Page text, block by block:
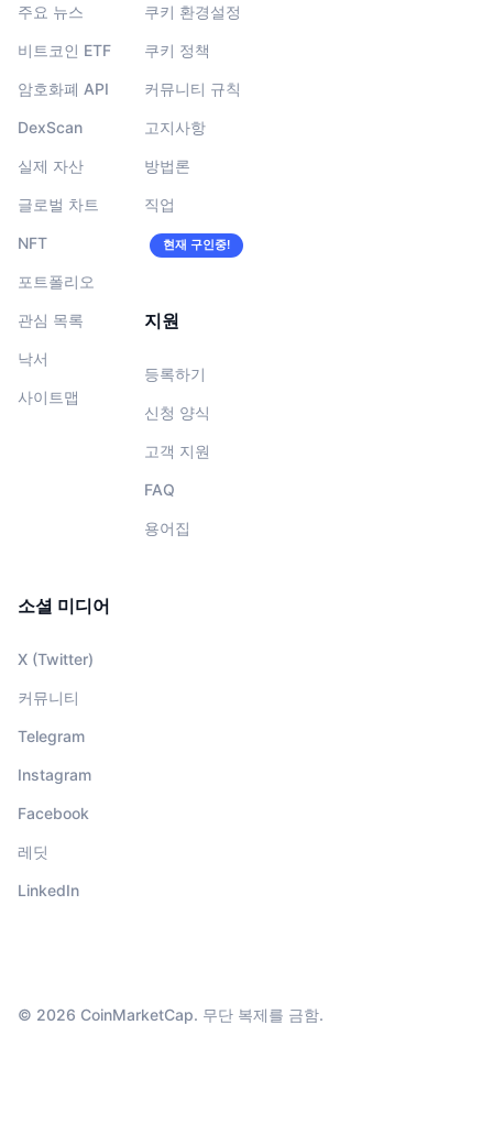
주요 뉴스
비트코인 ETF
암호화폐 API
DexScan
실제 자산
글로벌 차트
NFT
포트폴리오
관심 목록
낙서
사이트맵
쿠키 환경설정
쿠키 정책
커뮤니티 규칙
고지사항
방법론
직업
현재 구인중!
지원
등록하기
신청 양식
고객 지원
FAQ
용어집
소셜 미디어
X (Twitter)
커뮤니티
Telegram
Instagram
Facebook
레딧
LinkedIn
© 2026 CoinMarketCap. 무단 복제를 금함.